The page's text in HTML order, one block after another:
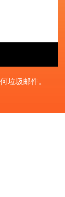
垃圾邮件。